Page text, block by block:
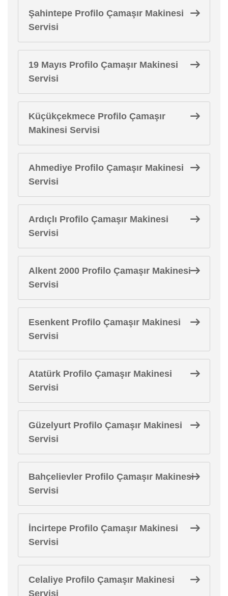
Şahintepe Profilo Çamaşır Makinesi
Servisi
19 Mayıs Profilo Çamaşır Makinesi
Servisi
Küçükçekmece Profilo Çamaşır
Makinesi Servisi
Ahmediye Profilo Çamaşır Makinesi
Servisi
Ardıçlı Profilo Çamaşır Makinesi
Servisi
Alkent 2000 Profilo Çamaşır Makinesi
Servisi
Esenkent Profilo Çamaşır Makinesi
Servisi
Atatürk Profilo Çamaşır Makinesi
Servisi
Güzelyurt Profilo Çamaşır Makinesi
Servisi
Bahçelievler Profilo Çamaşır Makinesi
Servisi
İncirtepe Profilo Çamaşır Makinesi
Servisi
Celaliye Profilo Çamaşır Makinesi
Servisi